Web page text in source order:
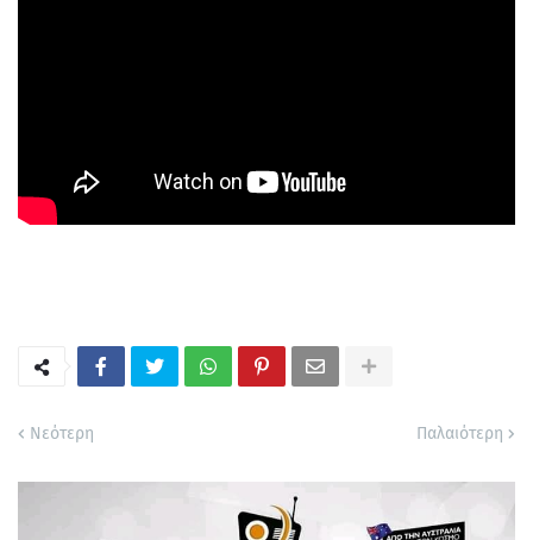
Νεότερη Παλαιότερη